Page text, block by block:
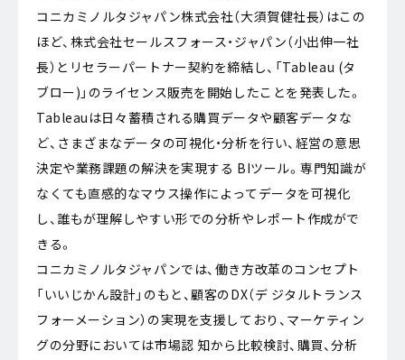
コニカミノルタジャパン株式会社（大須賀健社長）はこの
ほど、株式会社セールスフォース・ジャパン（小出伸一社
長）とリセラーパートナー契約を締結し、「Tableau (タ
ブロー)」のライセンス販売を開始したことを発表した。
Tableauは日々蓄積される購買データや顧客データな
ど、さまざまなデータの可視化・分析を行い、経営の意思
決定や業務課題の解決を実現する BIツール。専門知識が
なくても直感的なマウス操作によってデータを可視化
し、誰もが理解しやすい形での分析やレポート作成がで
きる。
コニカミノルタジャパンでは、働き方改革のコンセプト
「いいじかん設計」のもと、顧客のDX（デ ジタルトランス
フォーメーション）の実現を支援しており、マーケティン
グの分野においては市場認 知から比較検討、購買、分析